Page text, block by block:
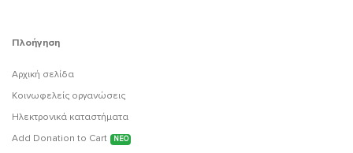
Πλοήγηση
Αρχική σελίδα
Κοινωφελείς οργανώσεις
Ηλεκτρονικά καταστήματα
Add Donation to Cart
ΝΕΟ